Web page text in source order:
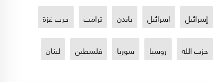
إسرائيل اسرائيل بايدن ترامب حرب غزة
حزب الله روسيا سوريا فلسطين لبنان